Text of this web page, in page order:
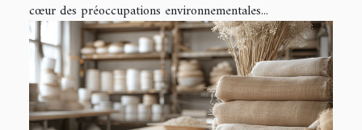
cœur des préoccupations environnementales...